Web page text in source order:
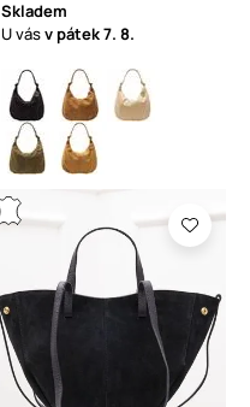
Skladem
U vásv pátek7. 8.